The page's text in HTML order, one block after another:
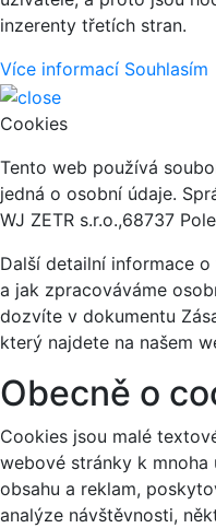
inzerenty třetích stran.
Více informací Souhlasím
Cookies
Tento web používá
jedná o osobní údaje.
WJ ZETR s.r.o.,68737
Další detailní informace
a jak zpracováváme
dozvíte v dokumentu
který najdete na našem
Obecně o
Cookies jsou malé
webové stránky k mnoha
obsahu a reklam,
analýze návštěvnosti,